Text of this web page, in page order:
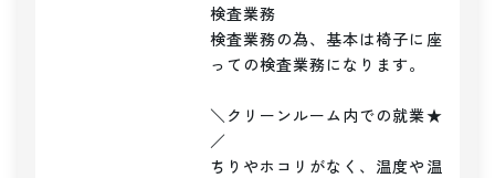
検査業務
検査業務の為、基本は椅子に座
っての検査業務になります。
＼クリーンルーム内での就業★
／
ちりやホコリがなく、温度や温